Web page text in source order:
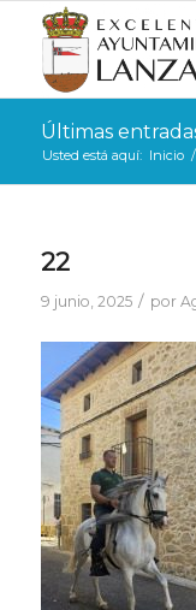
Últimas
Usted está aquí: Inicio /
22
9 junio, 2025 / por